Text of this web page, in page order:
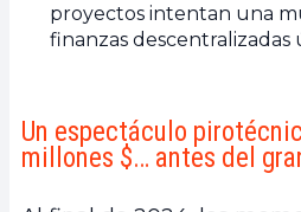
proyectos intentan una
finanzas descentralizadas
Un espectáculo
millones $… antes del